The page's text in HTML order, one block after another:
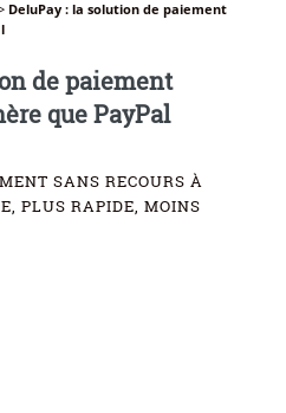
DeluPay : la solution de paiement
de paiement
que PayPal
SANS RECOURS À
PLUS RAPIDE, MOINS